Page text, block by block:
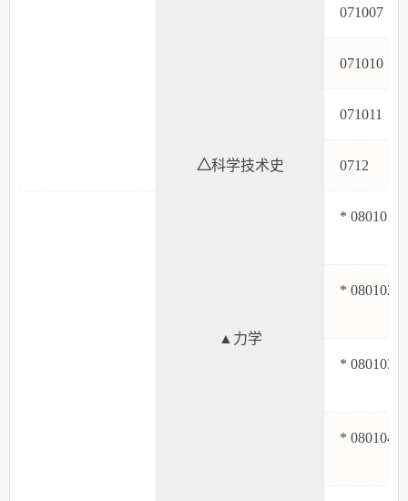
△科学技术史 0712
▲力学
* 080101
* 080102
* 080103
* 080104